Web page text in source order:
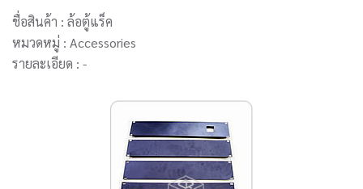
ชื่อสินค้า : ล้อตู้แร็ค
หมวดหมู่ : Accessories
รายละเอียด : -